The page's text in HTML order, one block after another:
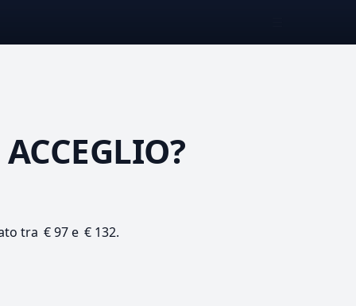
tra € 97 e € 132.